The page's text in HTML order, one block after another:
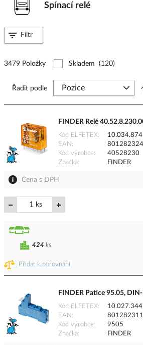
Spínací relé
3479 Položky Skladem (120)
Řadit podle
FINDER Relé
Kód ELFETEX
10.034.874
EAN
Kód výrobce
40528230
Značka
FINDER
Cena s DPH
ks
Přidat k porovnání
424 ks
FINDER Patice 95.05,
Kód ELFETEX
10.027.344
EAN
Kód výrobce
9505
Značka
FINDER
Filtr